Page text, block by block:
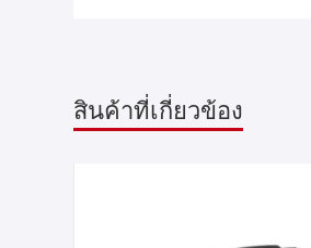
สินค้าที่เกี่ยวข้อง